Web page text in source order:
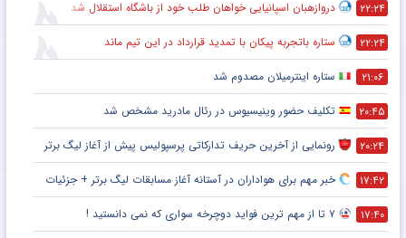
۲۲:۲۴ دروازهبان اسپانیایی خواهان طلب خود از باشگاه استقلال شد
۲۲:۲۴ ستاره باتجربه پیکان با تمدید قرارداد در این تیم ماند
۲۱:۰۶ ستاره اینترمیلان مصدوم شد
۲۰:۴۵ تکلیف حضور وینیسیوس در رئال مادرید مشخص شد
۲۰:۲۴ رونمایی از آخرین حریف تدارکاتی پرسپولیس پیش از آغاز لیگ برتر
۱۷:۴۲ خبر مهم برای هواداران در آستانه آغاز مسابقات لیگ برتر + جزئیات
۱۷:۴۰ ۷ تا از مهم ترین فواید دوچرخه سواری که نمی دانستید !